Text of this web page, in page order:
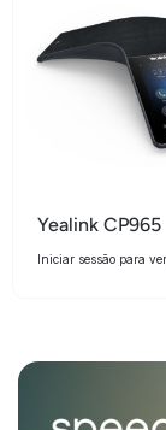
Yealink CP965
Iniciar sessão para ver